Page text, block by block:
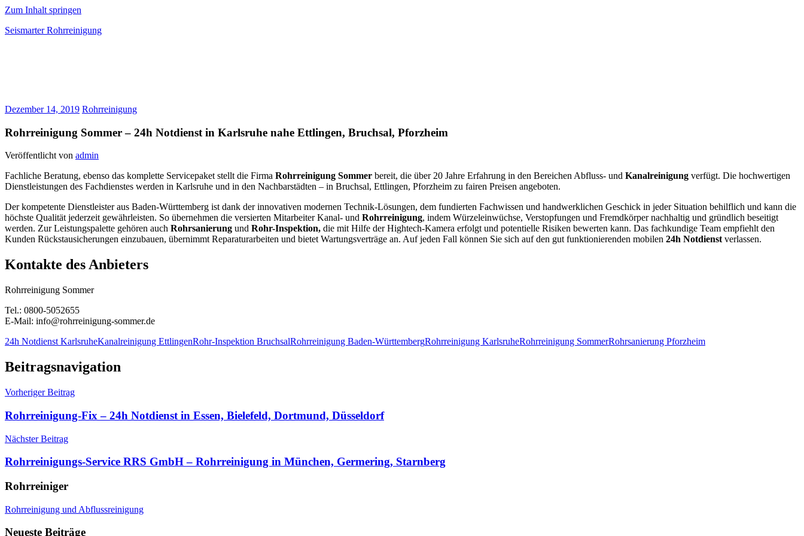
Zum Inhalt springen
Seismarter Rohrreinigung
Dezember 14, 2019 Rohrreinigung
Rohrreinigung Sommer – 24h Notdienst in Karlsruhe nahe Ettlingen, Bruchsal, Pforzheim
Veröffentlicht von admin
Fachliche Beratung, ebenso das komplette Servicepaket stellt die Firma Rohrreinigung Sommer bereit, die über 20 Jahre Erfahrung in den Bereichen Abfluss- und Kanalreinigung verfügt. Die hochwertigen
Dienstleistungen des Fachdienstes werden in Karlsruhe und in den Nachbarstädten – in Bruchsal, Ettlingen, Pforzheim zu fairen Preisen angeboten.
Der kompetente Dienstleister aus Baden-Württemberg ist dank der innovativen modernen Technik-Lösungen, dem fundierten Fachwissen und handwerklichen Geschick in jeder Situation behilflich und kann die
höchste Qualität jederzeit gewährleisten. So übernehmen die versierten Mitarbeiter Kanal- und Rohrreinigung, indem Würzeleinwüchse, Verstopfungen und Fremdkörper nachhaltig und gründlich beseitigt
werden. Zur Leistungspalette gehören auch Rohrsanierung und Rohr-Inspektion, die mit Hilfe der Hightech-Kamera erfolgt und potentielle Risiken bewerten kann. Das fachkundige Team empfiehlt den
Kunden Rückstausicherungen einzubauen, übernimmt Reparaturarbeiten und bietet Wartungsverträge an. Auf jeden Fall können Sie sich auf den gut funktionierenden mobilen 24h Notdienstverlassen.
Kontakte des Anbieters
Rohrreinigung Sommer
Tel.: 0800-5052655
E-Mail: info@rohrreinigung-sommer.de
24h Notdienst KarlsruheKanalreinigung EttlingenRohr-Inspektion BruchsalRohrreinigung Baden-WürttembergRohrreinigung KarlsruheRohrreinigung SommerRohrsanierung Pforzheim
Beitragsnavigation
Vorheriger Beitrag
Rohrreinigung-Fix – 24h Notdienst in Essen, Bielefeld, Dortmund, Düsseldorf
Nächster Beitrag
Rohrreinigungs-Service RRS GmbH – Rohrreinigung in München, Germering, Starnberg
Rohrreiniger
Rohrreinigung und Abflussreinigung
Neueste Beiträge